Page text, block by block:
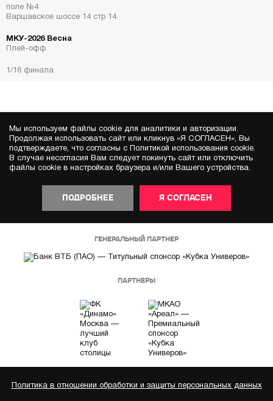
поле №4
Варшавское шоссе 14 стр 14
1/16 финала
МКУ-2026 Весна
Плей-офф
Мы используем файлы cookie для аналитики и авторизации.
Продолжая использовать сайт или кликнув «Я СОГЛАСЕН», Вы
подтверждаете, что согласны с Политикой использования cookie.
В случае несогласия Вам следует покинуть сайт или отключить
файлы cookie в настройках браузера и/или Вашего устройства.
ПОДРОБНЕЕ Я СОГЛАСЕН
ГЕНЕРАЛЬНЫЙ ПАРТНЕР
ПАРТНЕРЫ
Политика в отношении обработки и защиты персональных данных